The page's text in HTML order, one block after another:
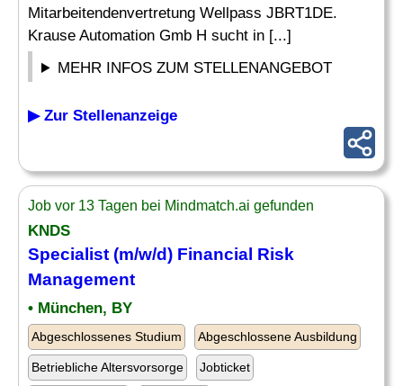
Mitarbeitendenvertretung Wellpass JBRT1DE.
Krause Automation Gmb H sucht in [...]
MEHR INFOS ZUM STELLENANGEBOT
▶ Zur Stellenanzeige
Job vor 13 Tagen bei Mindmatch.ai gefunden
KNDS
Specialist (m/w/d) Financial Risk
Management
• München, BY
Abgeschlossenes Studium Abgeschlossene Ausbildung
Betriebliche Altersvorsorge Jobticket